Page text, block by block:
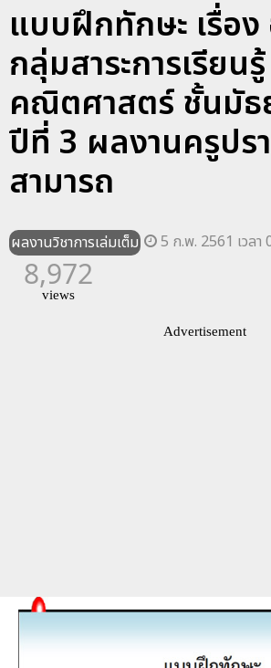
แบบฝึกทักษะ เรื่อง
กลุ่มสาระการเรียนรู้
คณิตศาสตร์ ชั้นมั
ปีที่ 3 ผลงานครูป
สามารถ
ผลงานวิชาการเล่มเต็ม 5 ก.พ. 2561 เวลา
8,972
views
Advertisement